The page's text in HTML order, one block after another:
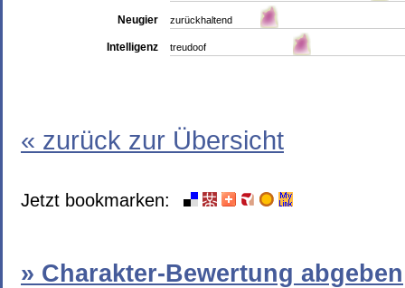
Neugier zurückhaltend
Intelligenz treudoof
« zurück zur Übersicht
Jetzt bookmarken:
» Charakter-Bewertung abgeben